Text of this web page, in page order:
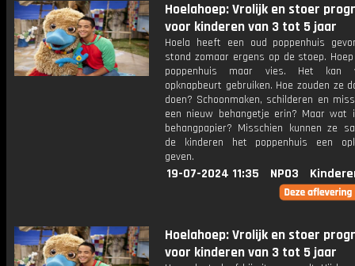
Hoelahoep: Vrolijk en stoer
voor kinderen van 3 tot 5 jaar
Hoela heeft een oud poppenhuis
stond zomaar ergens op de stoep.
poppenhuis maar vies. Het kan
opknapbeurt gebruiken. Hoe zouden ze
doen? Schoonmaken, schilderen en
een nieuw behangetje erin? Maar wat
behangpapier? Misschien kunnen ze
de kinderen het poppenhuis een
geven.
19-07-2024 11:35 NPO3
Hoelahoep: Vrolijk en stoer
voor kinderen van 3 tot 5 jaar